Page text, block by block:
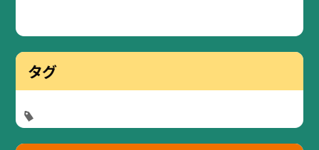
タグ